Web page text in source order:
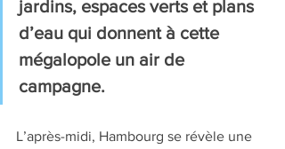
jardins, espaces verts et plans
d’eau qui donnent à cette
mégalopole un air de
campagne.
L’après-midi, Hambourg se révèle une